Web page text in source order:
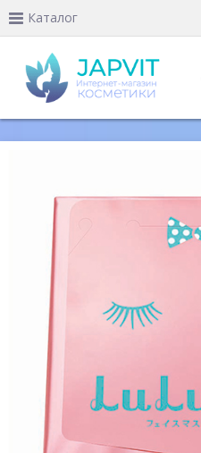
Каталог